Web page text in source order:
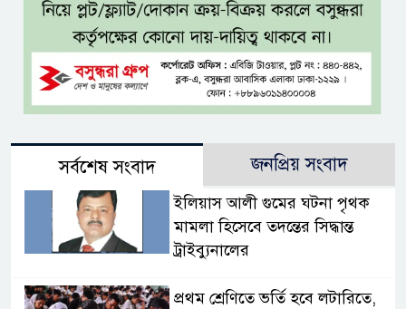
সর্বশেষ সংবাদ জনপ্রিয় সংবাদ
ইলিয়াস আলী গুমের ঘটনা পৃথক
মামলা হিসেবে তদন্তের সিদ্ধান্ত
ট্রাইব্যুনালের
প্রথম শ্রেণিতে ভর্তি হবে লটারিতে,